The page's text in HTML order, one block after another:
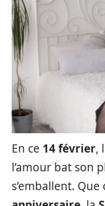
En ce 14 février,
l’amour bat son
s’emballent.